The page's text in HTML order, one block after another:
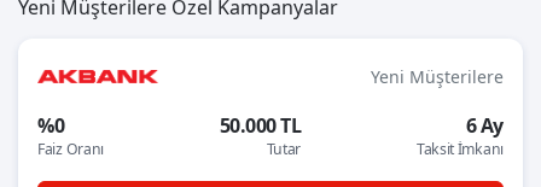
Yeni Müşterilere Özel Kampanyalar
Yeni Müşterilere
%0
Faiz Oranı
50.000 TL
Tutar
6 Ay
Taksit İmkanı